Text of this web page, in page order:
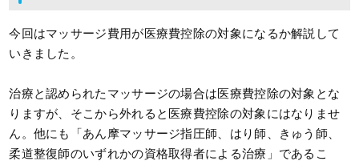
今回はマッサージ費用が医療費控除の対象になるか解説して
いきました。
治療と認められたマッサージの場合は医療費控除の対象とな
りますが、そこから外れると医療費控除の対象にはなりませ
ん。他にも「あん摩マッサージ指圧師、はり師、きゅう師、
柔道整復師のいずれかの資格取得者による治療」であるこ